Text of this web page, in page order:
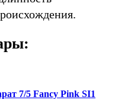
7/5 Fancy Pink SI1